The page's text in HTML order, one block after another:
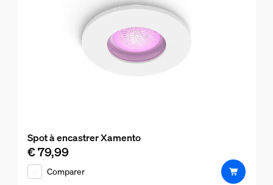
Spot à encastrer Xamento
Le prix actuel est € 79,99
€ 79,99
Comparer